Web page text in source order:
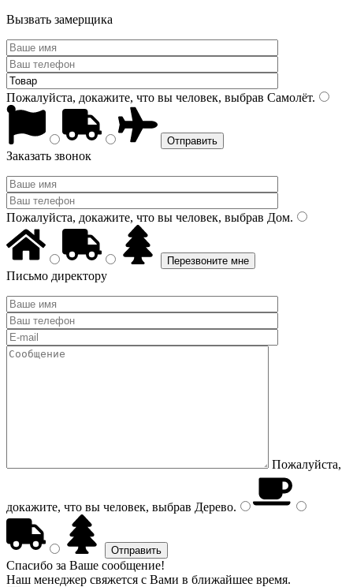
Вызвать замерщика
Пожалуйста, докажите, что вы человек, выбрав Самолёт.
Заказать звонок
Пожалуйста, докажите, что вы человек, выбрав Дом.
Письмо директору
Пожалуйста,
докажите, что вы человек, выбрав Дерево.
Спасибо за Ваше сообщение!
Наш менеджер свяжется с Вами в ближайшее время.